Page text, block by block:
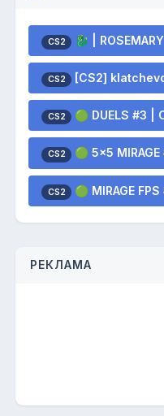
CS2 🐉 | ROSEMARY | ONLY MIRAGE |
CS2 [CS2] klatchevo-cs2.ru - PUBLIC |
CS2 🟢 DUELS #3 | CRAZYPUB.GG | x2
CS2 🟢 5x5 MIRAGE #2 | CRAZYPUB.GG | x2
CS2 🟢 MIRAGE FPS #2 | CRAZYPUB.GG | x2
РЕКЛАМА